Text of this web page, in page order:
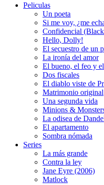
Peliculas
Un poeta
Si me voy, ¿me
Confidencial
Hello, Dolly!
El secuestro de un
La ironía del amor
El bueno, el feo y
Dos fiscales
El diablo viste de
Matrimonio original
Una segunda vida
Minions &
La odisea de
El apartamento
Sombra nómada
Series
La más grande
Contra la ley
Jane Eyre (2006)
Matlock